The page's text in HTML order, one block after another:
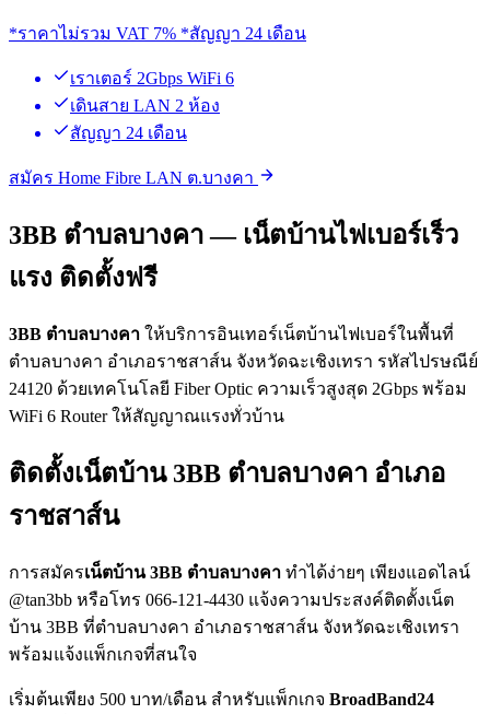
*ราคาไม่รวม VAT 7% *สัญญา 24 เดือน
เราเตอร์ 2Gbps WiFi 6
เดินสาย LAN 2 ห้อง
สัญญา 24 เดือน
สมัคร Home Fibre LAN ต.บางคา
3BB ตำบลบางคา — เน็ตบ้านไฟเบอร์เร็ว
แรง ติดตั้งฟรี
3BB ตำบลบางคา ให้บริการอินเทอร์เน็ตบ้านไฟเบอร์ในพื้นที่
ตำบลบางคา อำเภอราชสาส์น จังหวัดฉะเชิงเทรา รหัสไปรษณีย์
24120 ด้วยเทคโนโลยี Fiber Optic ความเร็วสูงสุด 2Gbps พร้อม
WiFi 6 Router ให้สัญญาณแรงทั่วบ้าน
ติดตั้งเน็ตบ้าน 3BB ตำบลบางคา อำเภอ
ราชสาส์น
การสมัครเน็ตบ้าน 3BB ตำบลบางคา ทำได้ง่ายๆ เพียงแอดไลน์
@tan3bb หรือโทร 066-121-4430 แจ้งความประสงค์ติดตั้งเน็ต
บ้าน 3BB ที่ตำบลบางคา อำเภอราชสาส์น จังหวัดฉะเชิงเทรา
พร้อมแจ้งแพ็กเกจที่สนใจ
เริ่มต้นเพียง 500 บาท/เดือน สำหรับแพ็กเกจ BroadBand24